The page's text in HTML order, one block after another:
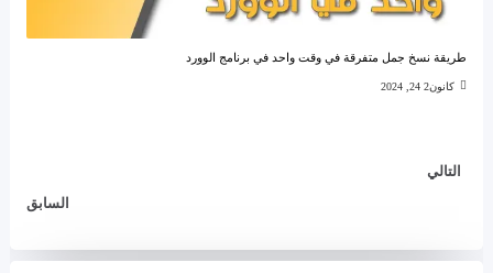
طريقة نسخ جمل متفرقة في وقت واحد في برنامج الوورد
كانون2 24, 2024
التالي
السابق